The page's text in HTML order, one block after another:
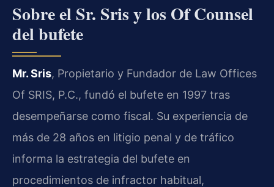
Sobre el Sr. Sris y los Of Counsel
del bufete
Mr. Sris, Propietario y Fundador de Law Offices
Of SRIS, P.C., fundó el bufete en 1997 tras
desempeñarse como fiscal. Su experiencia de
más de 28 años en litigio penal y de tráfico
informa la estrategia del bufete en
procedimientos de infractor habitual,